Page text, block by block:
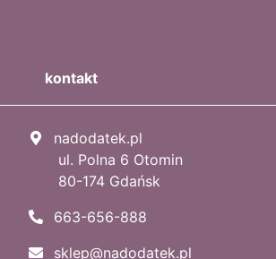
kontakt
nadodatek.pl
ul. Polna 6 Otomin
80-174 Gdańsk
663-656-888
sklep@nadodatek.pl